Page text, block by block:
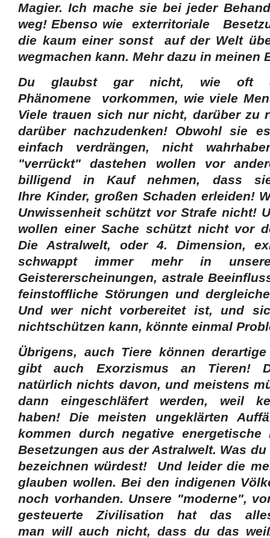
Magier. Ich mache sie bei jeder
weg! Ebenso wie exterritoriale
die kaum einer sonst auf der Welt
wegmachen kann. Mehr dazu in meinen
Du glaubst gar nicht, wie oft
Phänomene vorkommen, wie viele
Viele trauen sich nur nicht, darüber zu
darüber nachzudenken! Obwohl sie
einfach verdrängen, nicht
"verrückt" dastehen wollen vor
billigend in Kauf nehmen, dass
Ihre Kinder, großen Schaden erleiden!
Unwissenheit schützt vor Strafe nicht!
wollen einer Sache schützt nicht vor
Die Astralwelt, oder 4. Dimension,
schwappt immer mehr in
Geistererscheinungen, astrale
feinstoffliche Störungen und
Und wer nicht vorbereitet ist, und
nichtschützen kann, könnte einmal
Übrigens, auch Tiere können
gibt auch Exorzismus an Tieren!
natürlich nichts davon, und meistens
dann eingeschläfert werden, weil
haben! Die meisten ungeklärten
kommen durch negative energetische
Besetzungen aus der Astralwelt. Was
bezeichnen würdest! Und leider die
glauben wollen. Bei den indigenen
noch vorhanden. Unsere "moderne",
gesteuerte Zivilisation hat das
man will auch nicht, dass du das